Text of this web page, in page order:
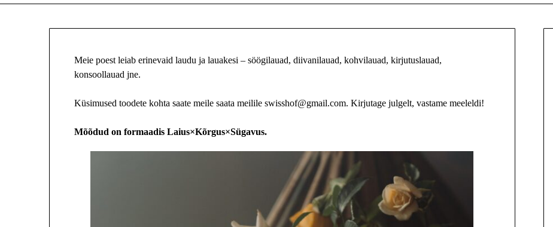
Meie poest leiab erinevaid laudu ja lauakesi – söögilauad, diivanilauad, kohvilauad, kirjutuslauad,
konsoollauad jne.
Küsimused toodete kohta saate meile saata meilile swisshof@gmail.com. Kirjutage julgelt, vastame meeleldi!
Mõõdud onformaadis Laius×Kõrgus×Sügavus.